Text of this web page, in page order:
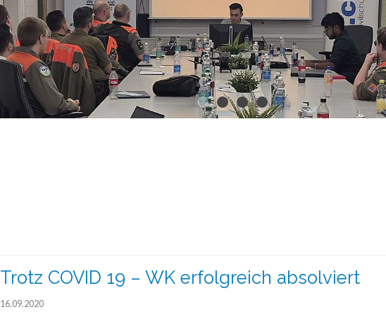
Trotz COVID 19 – WK erfolgreich absolviert
16.09.2020